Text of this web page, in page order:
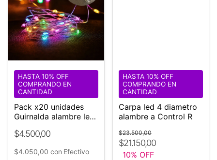
Pack x20 unidades
Guirnalda alambre led
PILAS
$4.500,00
HASTA 10% OFF
COMPRANDO EN
CANTIDAD
$4.050,00 con Efectivo
Carpa led 4 diametro
alambre a Control R
$21.150,00
$23.500,00
10% OFF
HASTA 10% OFF
COMPRANDO EN
CANTIDAD